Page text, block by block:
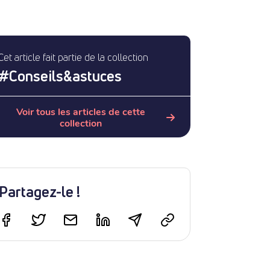
article fait partie de la collection
Conseils&astuces
Voir tous les articles de cette
collection
Partagez-le !